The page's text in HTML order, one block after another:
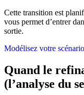
Cette transition est
vous permet d’entrer
sortie.
Modélisez votre
Quand le
(l’analyse du